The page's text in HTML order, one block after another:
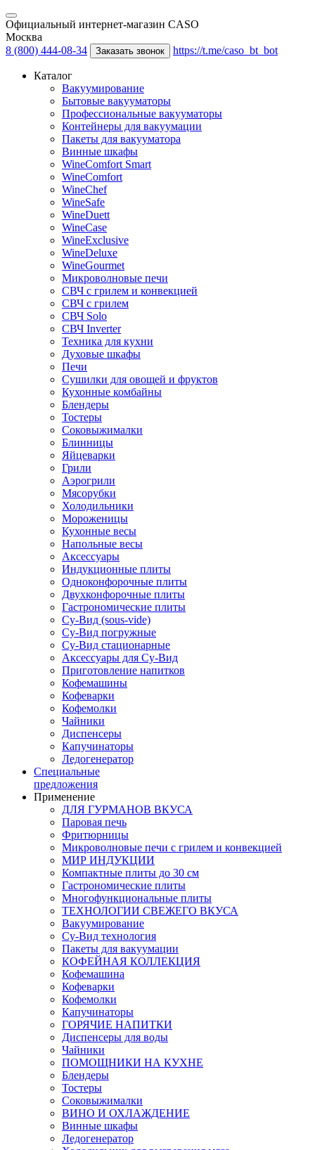
Официальный интернет-магазин CASO
Москва
8 (800) 444-08-34
Заказать звонок https://t.me/caso_bt_bot
Каталог
Вакуумирование
Бытовые вакууматоры
Профессиональные вакууматоры
Контейнеры для вакуумации
Пакеты для вакууматора
Винные шкафы
WineComfort Smart
WineComfort
WineChef
WineSafe
WineDuett
WineCase
WineExclusive
WineDeluxe
WineGourmet
Микроволновые печи
СВЧ с грилем и конвекцией
СВЧ с грилем
СВЧ Solo
СВЧ Inverter
Техника для кухни
Духовые шкафы
Печи
Сушилки для овощей и фруктов
Кухонные комбайны
Блендеры
Тостеры
Соковыжималки
Блинницы
Яйцеварки
Грили
Аэрогрили
Мясорубки
Холодильники
Мороженицы
Кухонные весы
Напольные весы
Аксессуары
Индукционные плиты
Одноконфорочные плиты
Двухконфорочные плиты
Гастрономические плиты
Су-Вид (sous-vide)
Су-Вид погружные
Су-Вид стационарные
Аксессуары для Су-Вид
Приготовление напитков
Кофемашины
Кофеварки
Кофемолки
Чайники
Диспенсеры
Капучинаторы
Ледогенератор
Специальные
предложения
Применение
ДЛЯ ГУРМАНОВ ВКУСА
Паровая печь
Фритюрницы
Микроволновые печи с грилем и конвекцией
МИР ИНДУКЦИИ
Компактные плиты до 30 см
Гастрономические плиты
Многофункциональные плиты
ТЕХНОЛОГИИ СВЕЖЕГО ВКУСА
Вакуумирование
Су-Вид технология
Пакеты для вакуумации
КОФЕЙНАЯ КОЛЛЕКЦИЯ
Кофемашина
Кофеварки
Кофемолки
Капучинаторы
ГОРЯЧИЕ НАПИТКИ
Диспенсеры для воды
Чайники
ПОМОЩНИКИ НА КУХНЕ
Блендеры
Тостеры
Соковыжималки
ВИНО И ОХЛАЖДЕНИЕ
Винные шкафы
Ледогенератор